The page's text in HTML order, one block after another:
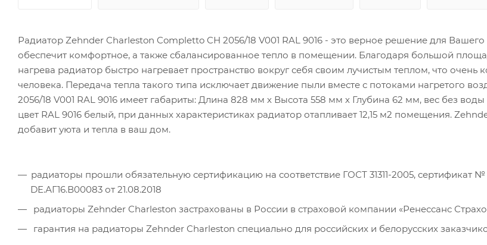
Радиатор Zehnder Charleston Completto CH 2056/18 V001 RAL 9016 - это верное решение для Вашего
обеспечит комфортное, а также сбалансированное тепло в помещении. Благодаря большой
нагрева радиатор быстро нагревает пространство вокруг себя своим лучистым теплом, что очень
человека. Передача тепла такого типа исключает движение пыли вместе с потоками нагретого
2056/18 V001 RAL 9016 имеет габариты: Длина 828 мм х Высота 558 мм х Глубина 62 мм, вес без воды
цвет RAL 9016 белый, при данных характеристиках радиатор отапливает 12,15 м2 помещения.
добавит уюта и тепла в ваш дом.
радиаторы прошли обязательную сертификацию на соответствие ГОСТ 31311-2005, сертификат №
DE.АГ16.В00083 от 21.08.2018
радиаторы Zehnder Charleston застрахованы в России в страховой компании «Ренессанс
гарантия на радиаторы Zehnder Charleston специально для российских и белорусских